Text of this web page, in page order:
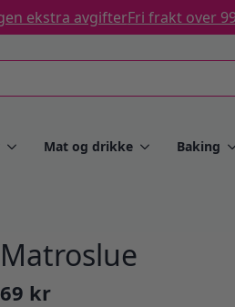
ekstra avgifterFri frakt over
Mat og drikke Baking
Matroslue
69 kr